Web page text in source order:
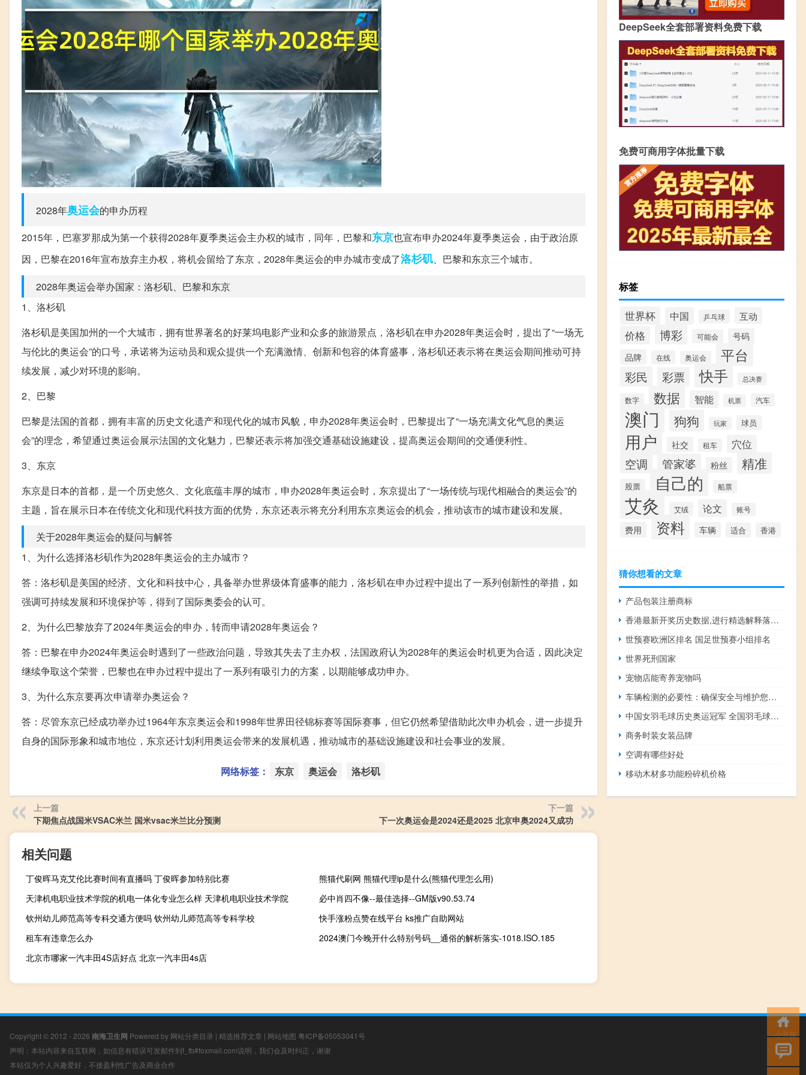
2028年奥运会的申办历程
2015年，巴塞罗那成为第一个获得2028年夏季奥运会主办权的城市，同年，巴黎和东京也宣布申办2024年夏季奥运会，由于政治原
因，巴黎在2016年宣布放弃主办权，将机会留给了东京，2028年奥运会的申办城市变成了洛杉矶、巴黎和东京三个城市。
2028年奥运会举办国家：洛杉矶、巴黎和东京
1、洛杉矶
洛杉矶是美国加州的一个大城市，拥有世界著名的好莱坞电影产业和众多的旅游景点，洛杉矶在申办2028年奥运会时，提出了“一场无
与伦比的奥运会”的口号，承诺将为运动员和观众提供一个充满激情、创新和包容的体育盛事，洛杉矶还表示将在奥运会期间推动可持
续发展，减少对环境的影响。
2、巴黎
巴黎是法国的首都，拥有丰富的历史文化遗产和现代化的城市风貌，申办2028年奥运会时，巴黎提出了“一场充满文化气息的奥运
会”的理念，希望通过奥运会展示法国的文化魅力，巴黎还表示将加强交通基础设施建设，提高奥运会期间的交通便利性。
3、东京
东京是日本的首都，是一个历史悠久、文化底蕴丰厚的城市，申办2028年奥运会时，东京提出了“一场传统与现代相融合的奥运会”的
主题，旨在展示日本在传统文化和现代科技方面的优势，东京还表示将充分利用东京奥运会的机会，推动该市的城市建设和发展。
关于2028年奥运会的疑问与解答
1、为什么选择洛杉矶作为2028年奥运会的主办城市？
答：洛杉矶是美国的经济、文化和科技中心，具备举办世界级体育盛事的能力，洛杉矶在申办过程中提出了一系列创新性的举措，如
强调可持续发展和环境保护等，得到了国际奥委会的认可。
2、为什么巴黎放弃了2024年奥运会的申办，转而申请2028年奥运会？
答：巴黎在申办2024年奥运会时遇到了一些政治问题，导致其失去了主办权，法国政府认为2028年的奥运会时机更为合适，因此决定
继续争取这个荣誉，巴黎也在申办过程中提出了一系列有吸引力的方案，以期能够成功申办。
3、为什么东京要再次申请举办奥运会？
答：尽管东京已经成功举办过1964年东京奥运会和1998年世界田径锦标赛等国际赛事，但它仍然希望借助此次申办机会，进一步提升
自身的国际形象和城市地位，东京还计划利用奥运会带来的发展机遇，推动城市的基础设施建设和社会事业的发展。
网络标签： 东京 奥运会 洛杉矶
上一篇
下期焦点战国米VSAC米兰 国米vsac米兰比分预测
下一篇
下一次奥运会是2024还是2025 北京申奥2024又成功
相关问题
丁俊晖马克艾伦比赛时间有直播吗 丁俊晖参加特别比赛
熊猫代刷网 熊猫代理ip是什么(熊猫代理怎么用)
天津机电职业技术学院的机电一体化专业怎么样 天津机电职业技术学院
必中肖四不像--最佳选择--GM版v90.53.74
钦州幼儿师范高等专科交通方便吗 钦州幼儿师范高等专科学校
快手涨粉点赞在线平台 ks推广自助网站
租车有违章怎么办
2024澳门今晚开什么特别号码__通俗的解析落实-1018.ISO.185
北京市哪家一汽丰田4S店好点 北京一汽丰田4s店
DeepSeek全套部署资料免费下载
免费可商用字体批量下载
标签
世界杯 中国 乒乓球 互动
价格 博彩 可能会
号码
品牌
在线 奥运会 平台
彩民 彩票 快手 总决赛
数字 数据 智能 机票 汽车
澳门 狗狗 玩家 球员
用户 社交 租车 穴位
空调 管家婆 粉丝 精准
股票 自己的 船票
艾灸 艾绒 论文 账号
费用 资料 车辆 适合 香港
猜你想看的文章
产品包装注册商标
香港最新开奖历史数据,进行精选解释落实_HD49.58.49
世预赛欧洲区排名 国足世预赛小组排名
世界死刑国家
宠物店能寄养宠物吗
车辆检测的必要性：确保安全与维护您的权益
中国女羽毛球历史奥运冠军 全国羽毛球锦标赛冠军
商务时装女装品牌
空调有哪些好处
移动木材多功能粉碎机价格
Copyright © 2012 - 2026 南海卫生网 Powered by 网站分类目录 | 精选推荐文章 | 网站地图 粤ICP备05053041号
声明：本站内容来自互联网，如信息有错误可发邮件到f_fb#foxmail.com说明，我们会及时纠正，谢谢
本站仅为个人兴趣爱好，不接盈利性广告及商业合作
小男孩